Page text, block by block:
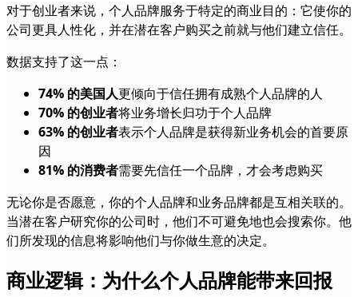
对于创业者来说，个人品牌服务于特定的商业目的：它使你的
公司更具人性化，并在潜在客户购买之前就与他们建立信任。
数据支持了这一点：
74% 的美国人更倾向于信任拥有成熟个人品牌的人
70% 的创业者将业务增长归功于个人品牌
63% 的创业者表示个人品牌是获得新业务机会的首要原
因
81% 的消费者需要先信任一个品牌，才会考虑购买
无论你是否愿意，你的个人品牌和业务品牌都是互相关联的。
当潜在客户研究你的公司时，他们不可避免地也会搜索你。他
们所发现的信息将影响他们与你做生意的决定。
商业逻辑：为什么个人品牌能带来回报